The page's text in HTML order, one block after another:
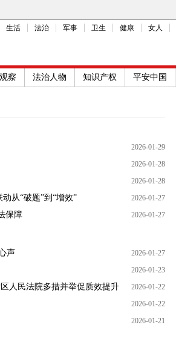
生活 法治 军事 卫生 健康 女人
察 法治人物 知识产权 平安中国
2026-01-29
2026-01-28
2026-01-28
从“破题”到“增效” 2026-01-27
保障 2026-01-27
声 2026-01-27
2026-01-23
人民法院多措并举促质效提升 2026-01-22
2026-01-22
2026-01-21